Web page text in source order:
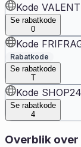
Kode
Se rabatkode
0
Kode
Rabatkode
Se rabatkode
T
Kode
Se rabatkode
4
Overblik